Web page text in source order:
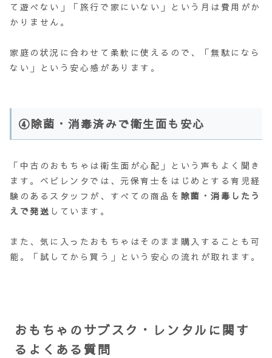
て遊べない」「旅行で家にいない」という月は費用がか
かりません。
家庭の状況に合わせて柔軟に使えるので、「無駄になら
ない」という安心感があります。
④除菌・消毒済みで衛生面も安心
「中古のおもちゃは衛生面が心配」という声もよく聞き
ます。ベビレンタでは、元保育士をはじめとする育児経
験のあるスタッフが、すべての商品を 除菌・消毒したう
えで発送 しています。
また、気に入ったおもちゃはそのまま購入することも可
能。「試してから買う」という安心の流れが取れます。
おもちゃのサブスク・レンタルに関す
るよくある質問